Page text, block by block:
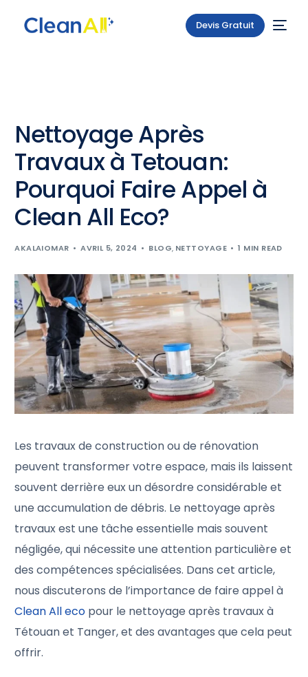
Devis Gratuit
Nettoyage Après
Travaux à Tetouan:
Pourquoi Faire Appel à
Clean All Eco?
AKALAIOMAR AVRIL 5, 2024 BLOG, NETTOYAGE 1 MIN READ
Les travaux de construction ou de rénovation
peuvent transformer votre espace, mais ils laissent
souvent derrière eux un désordre considérable et
une accumulation de débris. Le nettoyage après
travaux est une tâche essentielle mais souvent
négligée, qui nécessite une attention particulière et
des compétences spécialisées. Dans cet article,
nous discuterons de l’importance de faire appel à
Clean All eco pour le nettoyage après travaux à
Tétouan et Tanger, et des avantages que cela peut
offrir.